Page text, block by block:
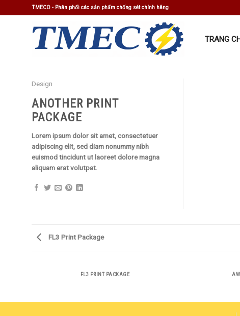
to
TMECO - Phân phối các sản phẩm chống sét chính hãng
TRANG
Design
ANOTHER PRINT
PACKAGE
Lorem ipsum dolor sit amet, consectetuer
adipiscing elit, sed diam nonummy nibh
euismod tincidunt ut laoreet dolore magna
aliquam erat volutpat.
FL3 Print Package
FL3 PRINT PACKAGE